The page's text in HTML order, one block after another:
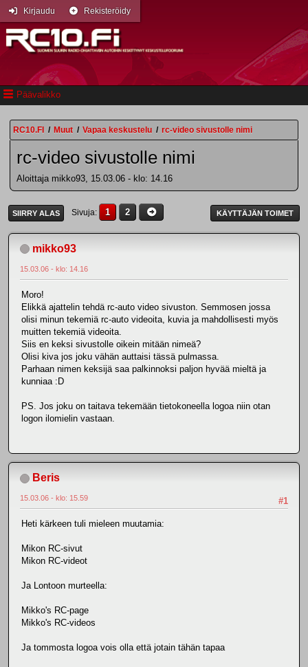
Päävalikko
Kirjaudu Rekisteröidy
RC10.FI / Muut / Vapaa keskustelu / rc-video sivustolle nimi
rc-video sivustolle nimi
Aloittaja mikko93, 15.03.06 - klo: 14.16
SIIRRY ALAS Sivuja 1 2 KÄYTTÄJÄN TOIMET
mikko93
15.03.06 - klo: 14.16
Moro!
Elikkä ajattelin tehdä rc-auto video sivuston. Semmosen jossa
olisi minun tekemiä rc-auto videoita, kuvia ja mahdollisesti myös
muitten tekemiä videoita.
Siis en keksi sivustolle oikein mitään nimeä?
Olisi kiva jos joku vähän auttaisi tässä pulmassa.
Parhaan nimen keksijä saa palkinnoksi paljon hyvää mieltä ja
kunniaa :D
PS. Jos joku on taitava tekemään tietokoneella logoa niin otan
logon ilomielin vastaan.
Beris
#1
15.03.06 - klo: 15.59
Heti kärkeen tuli mieleen muutamia:
Mikon RC-sivut
Mikon RC-videot
Ja Lontoon murteella:
Mikko's RC-page
Mikko's RC-videos
Ja tommosta logoa vois olla että jotain tähän tapaa